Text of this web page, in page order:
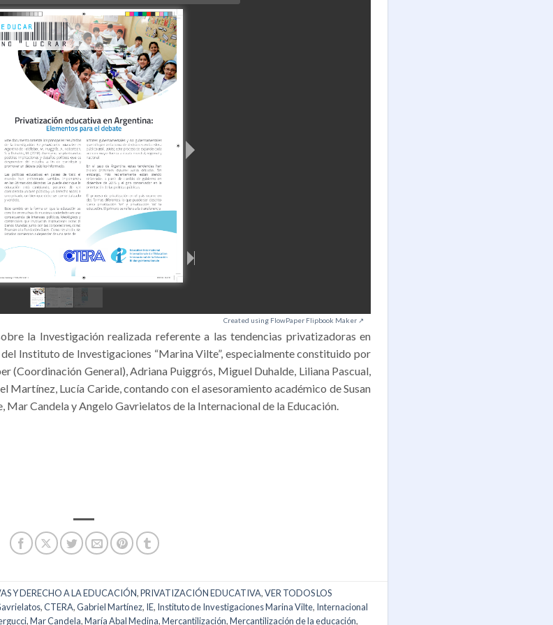
Created using FlowPaper Flipbook Maker ↗
la Investigación realizada referente a las tendencias privatizadoras en
Instituto de Investigaciones “Marina Vilte”, especialmente constituido por
(Coordinación General), Adriana Puiggrós, Miguel Duhalde, Liliana Pascual,
Lucía Caride, contando con el asesoramiento académico de Susan
Candela y Angelo Gavrielatos de la Internacional de la Educación.
Y DERECHO A LA EDUCACIÓN,PRIVATIZACIÓN EDUCATIVA,VER TODOS LOS
,CTERA,Gabriel Martínez, IE, Instituto de Investigaciones Marina Vilte, Internacional
,Mar Candela,María Abal Medina,Mercantilización,Mercantilización de la educación,